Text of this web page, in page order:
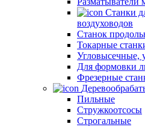
Станки
воздуховодов
Станок
Токарные
Угловысечные,
Для формовки
Фрезерные
Пильные
Стружкоотсосы
Строгальные